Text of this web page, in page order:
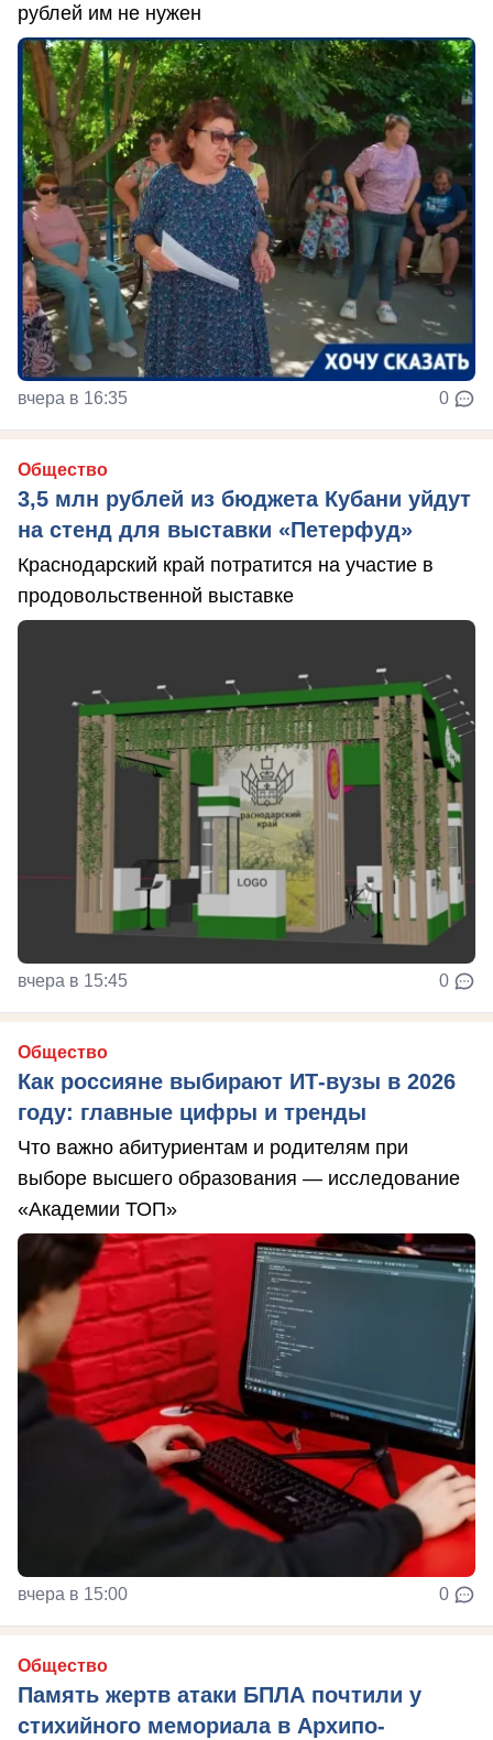
рублей им не нужен
вчера в 16:35 0
Общество
3,5 млн рублей из бюджета Кубани уйдут
на стенд для выставки «Петерфуд»
Краснодарский край потратится на участие в
продовольственной выставке
вчера в 15:45 0
Общество
Как россияне выбирают ИТ-вузы в 2026
году: главные цифры и тренды
Что важно абитуриентам и родителям при
выборе высшего образования — исследование
«Академии ТОП»
вчера в 15:00 0
Общество
Память жертв атаки БПЛА почтили у
стихийного мемориала в Архипо-